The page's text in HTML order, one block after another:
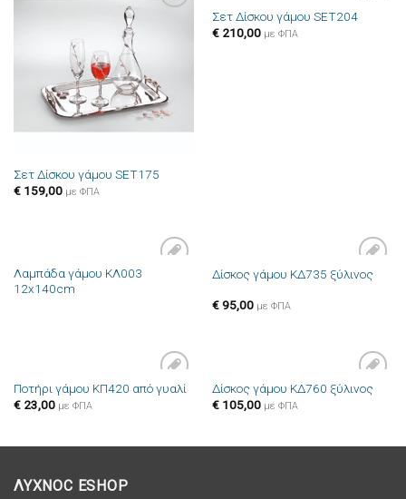
Πρόσθήκη
στην λίστα
Σετ Δίσκου γάμου SET175
€159,00 με ΦΠΑ
Πρόσθήκη
Σετ Δίσκου γάμου SET204
€210,00 με ΦΠΑ
Πρόσθήκη
Λαμπάδα γάμου ΚΛ003
12x140cm
Πρόσθήκη
Δίσκος γάμου ΚΔ735 ξύλινος
€95,00 με ΦΠΑ
Πρόσθήκη
Ποτήρι γάμου ΚΠ420 από γυαλί
€23,00 με ΦΠΑ
Πρόσθήκη
Δίσκος γάμου ΚΔ760 ξύλινος
€105,00 με ΦΠΑ
ΛΥΧΝΟC ESHOP